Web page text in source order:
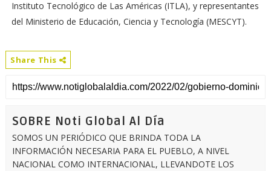
Instituto Tecnológico de Las Américas (ITLA), y representantes
del Ministerio de Educación, Ciencia y Tecnología (MESCYT).
Share This
SOBRE Noti Global Al Día
SOMOS UN PERIÓDICO QUE BRINDA TODA LA
INFORMACIÓN NECESARIA PARA EL PUEBLO, A NIVEL
NACIONAL COMO INTERNACIONAL, LLEVANDOTE LOS